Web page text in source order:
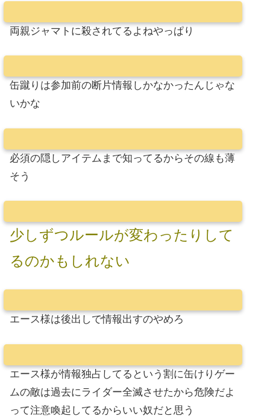
両親ジャマトに殺されてるよねやっぱり
缶蹴りは参加前の断片情報しかなかったんじゃな
いかな
必須の隠しアイテムまで知ってるからその線も薄
そう
少しずつルールが変わったりして
るのかもしれない
エース様は後出しで情報出すのやめろ
エース様が情報独占してるという割に缶けりゲー
ムの敵は過去にライダー全滅させたから危険だよ
って注意喚起してるからいい奴だと思う